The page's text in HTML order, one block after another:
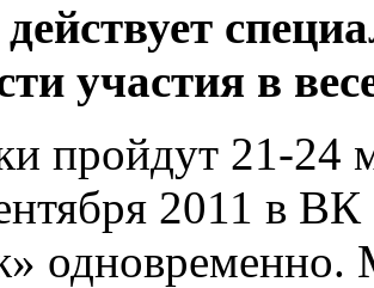
участия в
пройдут 21-
2011 в
одновременно.